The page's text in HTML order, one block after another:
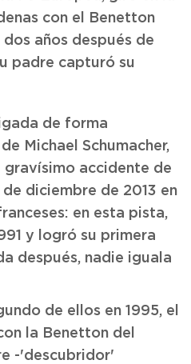
con el Benetton
años después de
padre capturó su
de forma
Michael Schumacher,
gravísimo accidente de
diciembre de 2013 en
en esta pista,
y logró su primera
después, nadie iguala
de ellos en 1995, el
la Benetton del
-'descubridor'